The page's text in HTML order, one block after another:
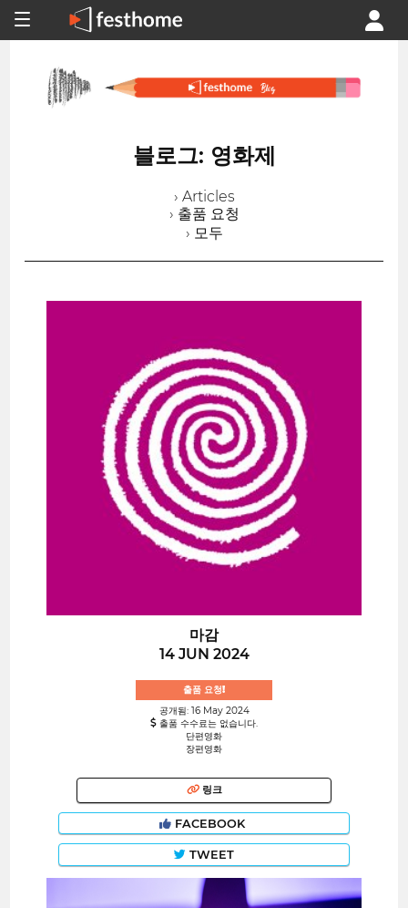
블로그: 영화제
› Articles
› 출품 요청
› 모두
마감
14 JUN 2024
출품 요청!
공개됨: 16 May 2024
출품 수수료는 없습니다.
단편영화
장편영화
링크
FACEBOOK
TWEET